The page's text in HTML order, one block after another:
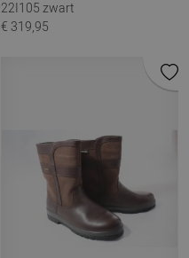
22I105 zwart
€ 319,95